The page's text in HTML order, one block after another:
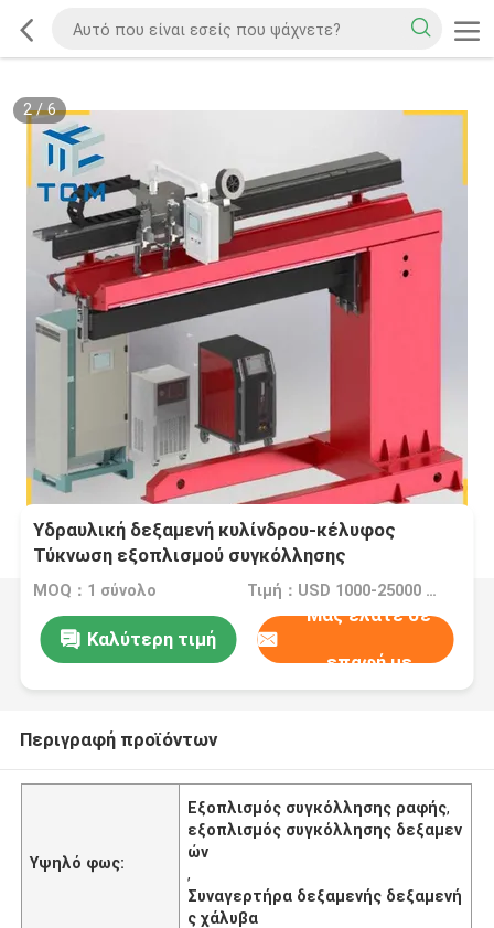
2/6
Υδραυλική δεξαμενή κυλίνδρου-κέλυφος
Τύκνωση εξοπλισμού συγκόλλησης
MOQ：1 σύνολο Τιμή：USD 1000-25000 Dollar per set
Καλύτερη τιμή
Μας ελάτε σε
επαφή με
Περιγραφή προϊόντων
Υψηλό φως:
Εξοπλισμός συγκόλλησης ραφής,
εξοπλισμός συγκόλλησης δεξαμεν
ών
,
Συναγερτήρα δεξαμενής δεξαμενή
ς χάλυβα